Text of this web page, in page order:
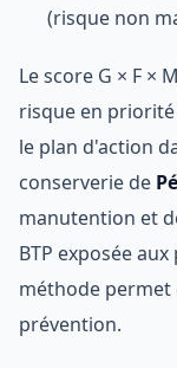
(risque non
Le score G × F ×
risque en
le plan d'action
conserverie de
manutention et
BTP exposée
méthode
prévention.